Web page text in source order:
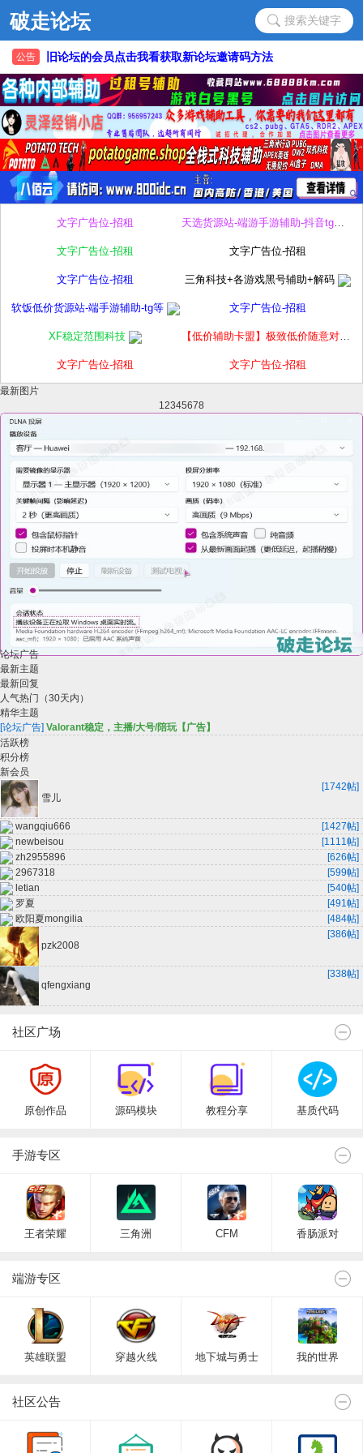
搜索关键字
公告
旧论坛的会员点击我看获取新论坛邀请码方法
旧论坛的会员点击我看获取新论坛邀请码方法
文字广告位-招租 天选货源站-端游手游辅助-抖音tg等
文字广告位-招租 文字广告位-招租
文字广告位-招租 三角科技+各游戏黑号辅助+解码
软饭低价货源站-端手游辅助-tg等 文字广告位-招租
XF稳定范围科技 【低价辅助卡盟】极致低价随意对比
文字广告位-招租 文字广告位-招租
最新图片
12345678
论坛广告
最新主题
最新回复
人气热门（30天内）
精华主题
[论坛广告] Valorant稳定，主播/大号/陪玩【广告】
活跃榜
积分榜
新会员
[1742帖]
雪儿
[1427帖]
wangqiu666
[1111帖]
newbeisou
[626帖]
zh2955896
[599帖]
2967318
[540帖]
letian
[491帖]
罗夏
[484帖]
欧阳夏mongilia
[386帖]
pzk2008
[338帖]
qfengxiang
社区广场
原创作品 源码模块 教程分享 基质代码
手游专区
王者荣耀 三角洲 CFM 香肠派对
端游专区
英雄联盟 穿越火线 地下城与勇士 我的世界
社区公告